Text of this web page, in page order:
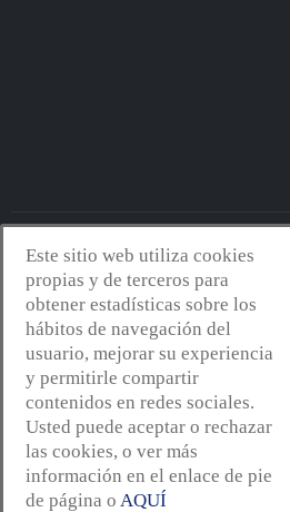
Avantserveis.com -Aviso legal - GDPR
Política de cookies-Política de calidad y
web:Mejorconweb
Este sitio web utiliza cookies
propias y de terceros para
obtener estadísticas sobre los
hábitos de navegación del
usuario, mejorar su experiencia
y permitirle compartir
contenidos en redes sociales.
Usted puede aceptar o rechazar
las cookies, o ver más
información en el enlace de pie
de página o AQUÍ